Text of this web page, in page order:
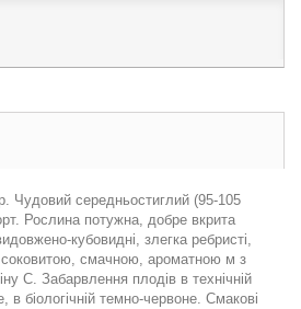
Чудовий середньостиглий (95-105
Рослина потужна, добре вкрита
кубовидні, злегка ребристі,
соковитою, смачною, ароматною м з
С. Забарвлення плодів в технічній
в біологічній темно-червоне. Смакові